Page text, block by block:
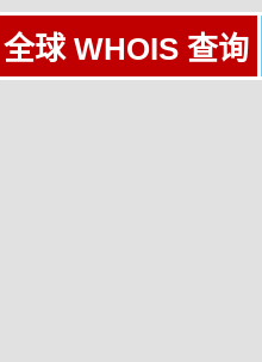
全球 WHOIS 查询